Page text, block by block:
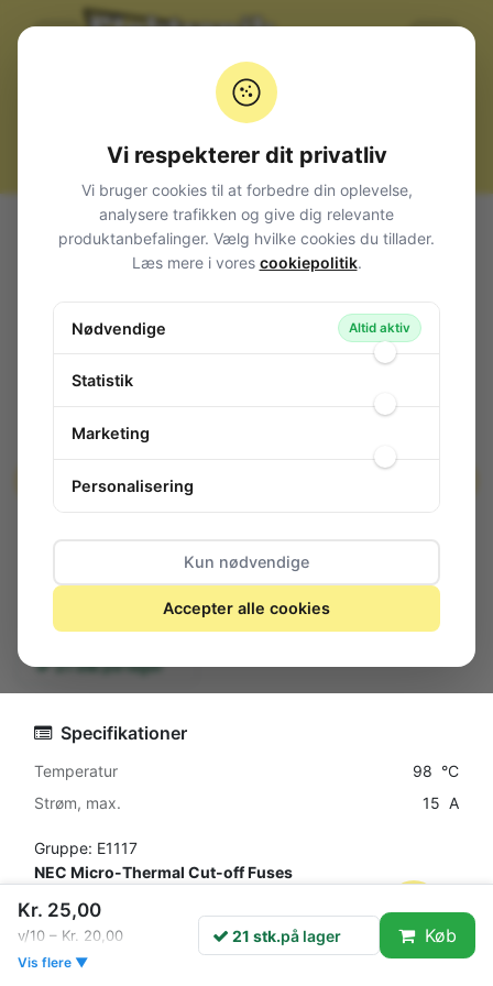
Alle produkter
Komponenter
Sikringer + Sikringsholdere
Temperatursikringer
Thermal Fuses 98°C 15A
Thermal Fuses 98°C 15A
21 stk.på lager
Specifikationer
Temperatur
98 °C
Strøm, max.
15 A
Gruppe: E1117
NEC Micro-Thermal Cut-off Fuses
Axial
Rated Current: 15A
Kr. 25,00
v/10 – Kr. 20,00
Vis flere ▼
21 stk.på lager Køb
Vi respekterer dit privatliv
Vi bruger cookies til at forbedre din oplevelse,
analysere trafikken og give dig relevante
produktanbefalinger. Vælg hvilke cookies du tillader.
Læs mere i vores cookiepolitik.
Nødvendige Altid aktiv
Statistik
Marketing
Personalisering
Kun nødvendige
Accepter alle cookies